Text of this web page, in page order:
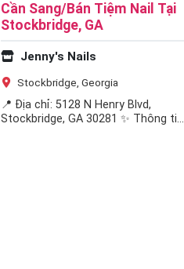
Cần Sang/Bán Tiệm Nail Tại
Stockbridge, GA
Jenny's Nails
Stockbridge, Georgia
📍 Địa chỉ: 5128 N Henry Blvd,
Stockbridge, GA 30281 ✨ Thông tin